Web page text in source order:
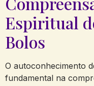
Espiritual​
Bolos
O autoconhecimento
fundamental na